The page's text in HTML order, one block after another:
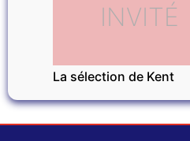
INVITÉ
La sélection de Kent